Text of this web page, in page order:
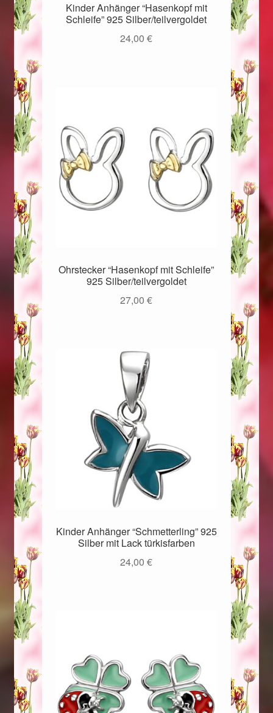
Kinder Anhänger “Hasenkopf mit
Schleife” 925 Silber/teilvergoldet
24,00€
Ohrstecker “Hasenkopf mit Schleife”
925 Silber/teilvergoldet
27,00€
Kinder Anhänger “Schmetterling” 925
Silber mit Lack türkisfarben
24,00€